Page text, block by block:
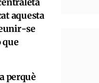
aquesta
se
que
perquè